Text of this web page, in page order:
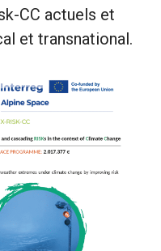
CC actuels et
et transnational.